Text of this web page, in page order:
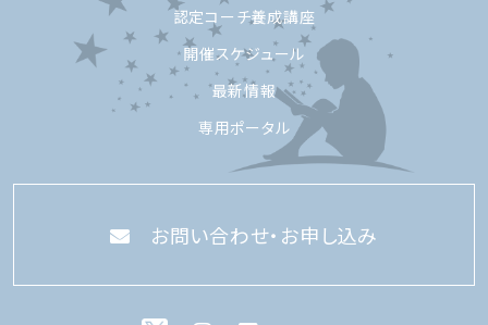
認定コーチ養成講座
開催スケジュール
最新情報
専用ポータル
お問い合わせ・お申し込み